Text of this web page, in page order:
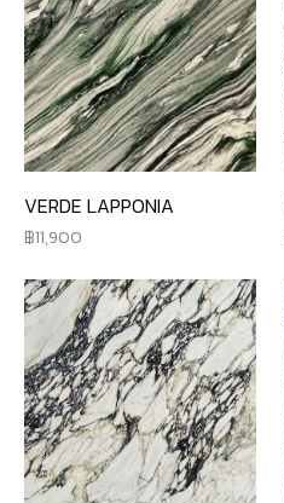
VERDE LAPPONIA
11,900